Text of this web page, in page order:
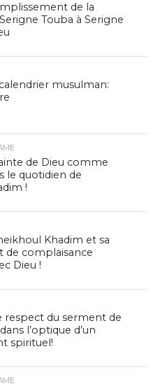
de la
Touba à Serigne
musulman:
de Dieu comme
le quotidien de
!
Khadim et sa
de complaisance
Dieu !
respect du serment de
l’optique d’un
spirituel!